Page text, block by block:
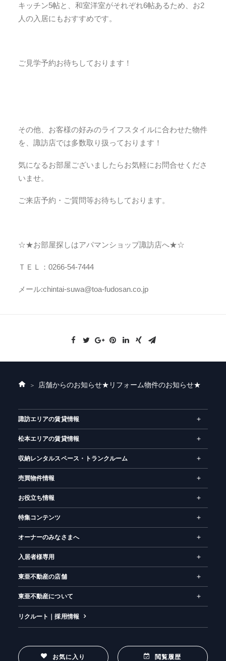
キッチン5帖と、和室洋室がそれぞれ6帖あるため、お2
人の入居にもおすすめです。
ご見学予約お待ちしております！
その他、お客様の好みのライフスタイルに合わせた物件
を、諏訪店では多数取り扱っております！
気になるお部屋ございましたらお気軽にお問合せくださ
いませ。
ご来店予約・ご質問等お待ちしております。
☆★お部屋探しはアパマンショップ諏訪店へ★☆
ＴＥＬ：0266-54-7444
メール:chintai-suwa@toa-fudosan.co.jp
ホ
店舗からのお知らせ★リフォーム物件のお知らせ★
諏訪エリアの賃貸情報
松本エリアの賃貸情報
収納レンタルスペース・トランクルーム
売買物件情報
お役立ち情報
特集コンテンツ
オーナーのみなさまへ
入居者様専用
東亜不動産の店舗
東亜不動産について
リクルート｜採用情報
お気に入り 閲覧履歴